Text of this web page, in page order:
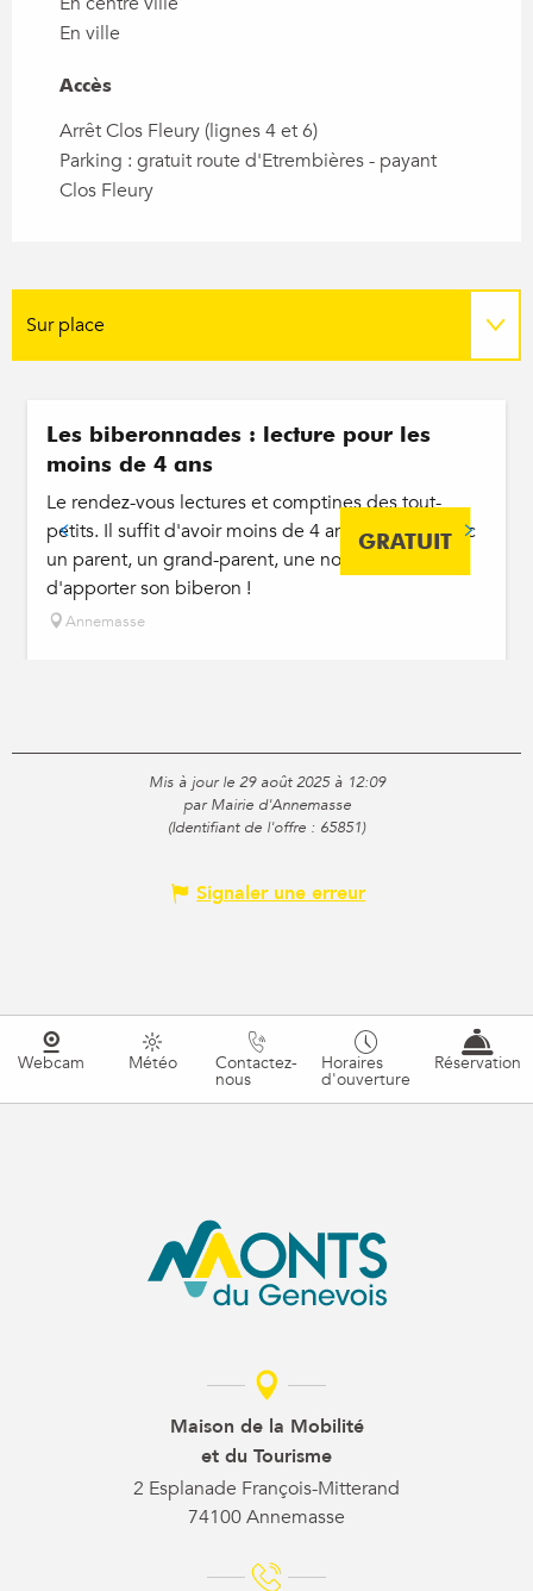
En ville
Accès
Accès
Arrêt Clos Fleury (lignes 4 et 6)
Parking : gratuit route d'Etrembières - payant
Clos Fleury
Sur place
GRATUIT
Les biberonnades : lecture pour les
moins de 4 ans
Le rendez-vous lectures et comptines des tout-
petits. Il suffit d'avoir moins de 4 ans, de venir avec
un parent, un grand-parent, une nounou et
d'apporter son biberon !
Annemasse
Mis à jour le 29 août 2025 à 12:09
par Mairie d'Annemasse
(Identifiant de l'offre : 65851)
Signaler une erreur
Webcam Météo Contactez-
nous
Horaires
d'ouverture
Réservation
Maison de la Mobilité
et du Tourisme
2 Esplanade François-Mitterand
74100 Annemasse